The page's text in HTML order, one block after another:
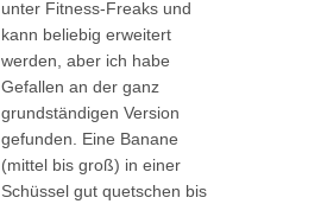
unter Fitness-Freaks und
kann beliebig erweitert
werden, aber ich habe
Gefallen an der ganz
grundständigen Version
gefunden. Eine Banane
(mittel bis groß) in einer
Schüssel gut quetschen bis